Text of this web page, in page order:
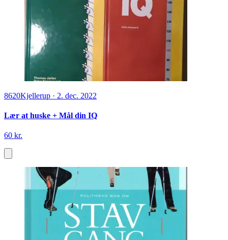
8620Kjellerup · 2. dec. 2022
Lær at huske + Mål din IQ
60 kr.